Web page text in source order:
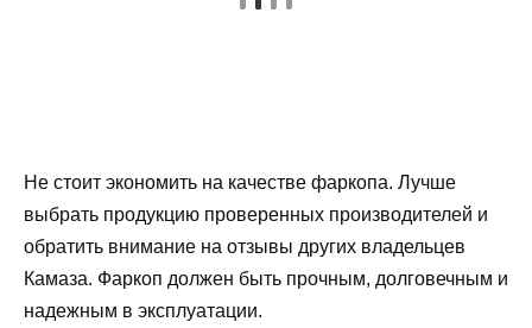
Не стоит экономить на качестве фаркопа. Лучше
выбрать продукцию проверенных производителей и
обратить внимание на отзывы других владельцев
Камаза. Фаркоп должен быть прочным, долговечным и
надежным в эксплуатации.